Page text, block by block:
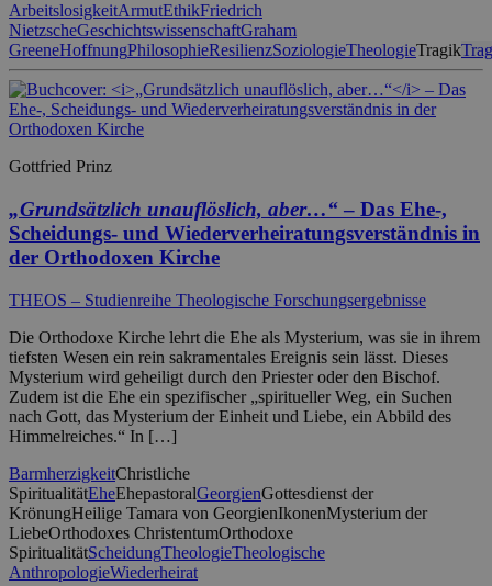
ArbeitslosigkeitArmutEthikFriedrich
NietzscheGeschichtswissenschaftGraham
GreeneHoffnungPhilosophieResilienzSoziologieTheologieTragik
Gottfried Prinz
„Grundsätzlich unauflöslich, aber…“ – Das Ehe-,
Scheidungs- und Wiederverheiratungsverständnis in
der Orthodoxen Kirche
THEOS – Studienreihe Theologische Forschungsergebnisse
Die Orthodoxe Kirche lehrt die Ehe als Mysterium, was sie in ihrem
tiefsten Wesen ein rein sakramentales Ereignis sein lässt. Dieses
Mysterium wird geheiligt durch den Priester oder den Bischof.
Zudem ist die Ehe ein spezifischer „spiritueller Weg, ein Suchen
nach Gott, das Mysterium der Einheit und Liebe, ein Abbild des
Himmelreiches.“ In […]
BarmherzigkeitChristliche
SpiritualitätEheEhepastoralGeorgienGottesdienst der
KrönungHeilige Tamara von GeorgienIkonenMysterium der
LiebeOrthodoxes ChristentumOrthodoxe
SpiritualitätScheidungTheologieTheologische
AnthropologieWiederheirat